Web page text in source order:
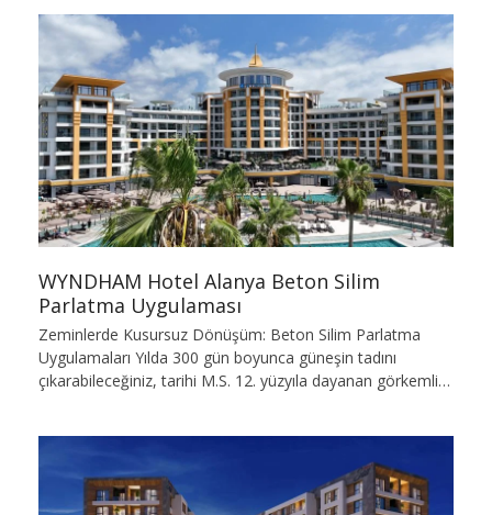
WYNDHAM Hotel Alanya Beton Silim
Parlatma Uygulaması
Zeminlerde Kusursuz Dönüşüm: Beton Silim Parlatma
Uygulamaları Yılda 300 gün boyunca güneşin tadını
çıkarabileceğiniz, tarihi M.S. 12. yüzyıla dayanan görkemli…